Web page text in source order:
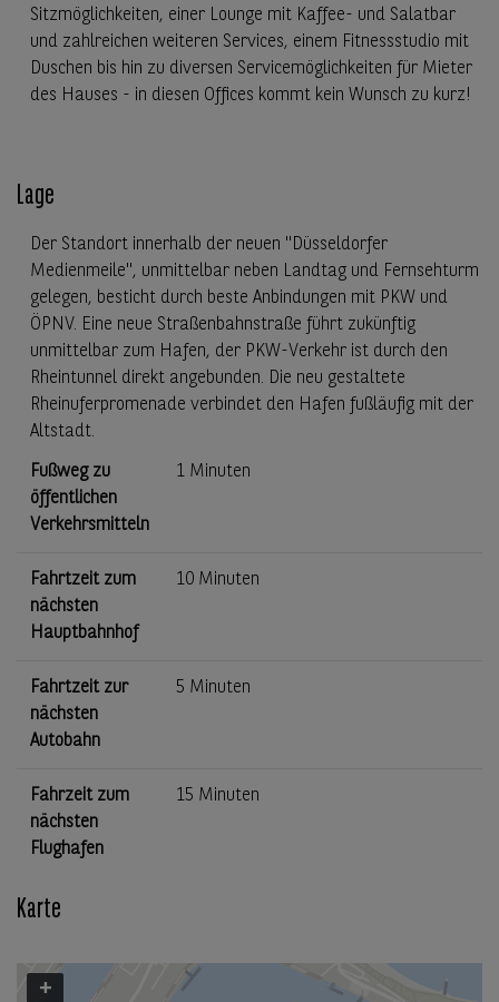
Sitzmöglichkeiten, einer Lounge mit Kaffee- und Salatbar
und zahlreichen weiteren Services, einem Fitnessstudio mit
Duschen bis hin zu diversen Servicemöglichkeiten für Mieter
des Hauses - in diesen Offices kommt kein Wunsch zu kurz!
Lage
Der Standort innerhalb der neuen "Düsseldorfer
Medienmeile", unmittelbar neben Landtag und Fernsehturm
gelegen, besticht durch beste Anbindungen mit PKW und
ÖPNV. Eine neue Straßenbahnstraße führt zukünftig
unmittelbar zum Hafen, der PKW-Verkehr ist durch den
Rheintunnel direkt angebunden. Die neu gestaltete
Rheinuferpromenade verbindet den Hafen fußläufig mit der
Altstadt.
Fußweg zu
öffentlichen
Verkehrsmitteln
1 Minuten
Fahrtzeit zum
nächsten
Hauptbahnhof
10 Minuten
Fahrtzeit zur
nächsten
Autobahn
5 Minuten
Fahrzeit zum
nächsten
Flughafen
15 Minuten
Karte
+